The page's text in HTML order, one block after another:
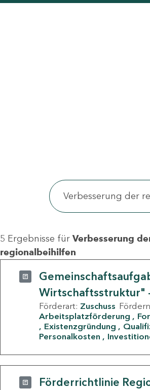
5 Ergebnisse für Verbesserung
regionalbeihilfen
Wirtschaftsstruktur"
Förderart: Zuschuss
Arbeitsplatzförderung
Existenzgründung
Personalkosten
Förderrichtlinie